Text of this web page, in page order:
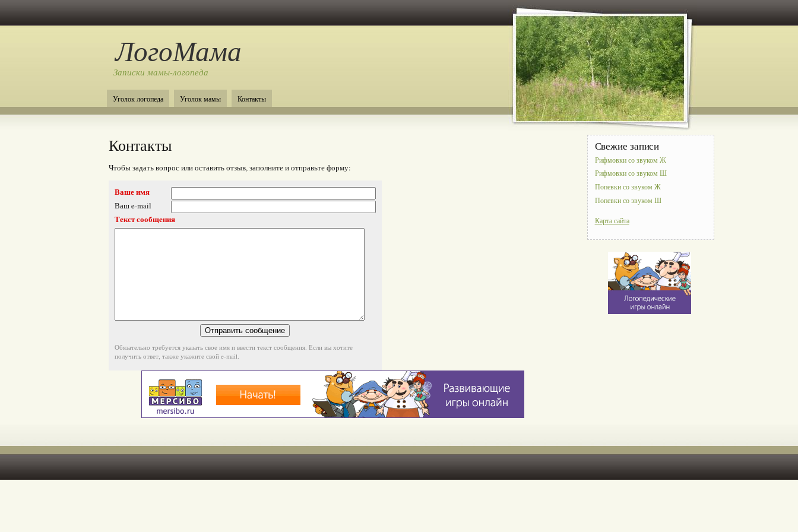
ЛогоМама
Записки мамы-логопеда
Уголок логопеда Уголок мамы Контакты
Свежие записи
Рифмовки со звуком Ж
Рифмовки со звуком Ш
Попевки со звуком Ж
Попевки со звуком Ш
Карта сайта
Контакты
Чтобы задать вопрос или оставить отзыв, заполните и отправьте форму:
Ваше имя
Ваш e-mail
Текст сообщения
Обязательно требуется указать свое имя и ввести текст сообщения. Если вы хотите
получить ответ, также укажите свой e-mail.